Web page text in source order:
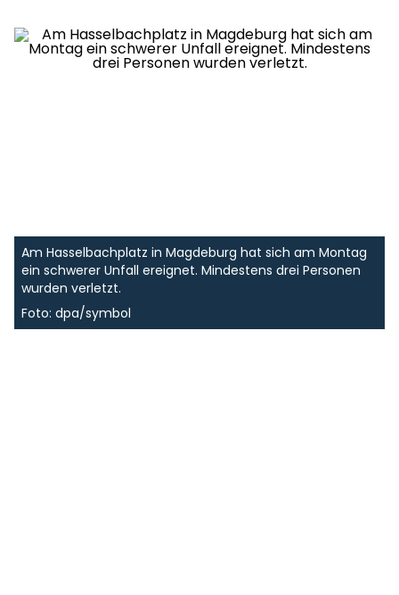
Am Hasselbachplatz in Magdeburg hat sich am Montag
ein schwerer Unfall ereignet. Mindestens drei Personen
wurden verletzt.
Foto: dpa/symbol